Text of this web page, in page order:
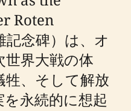
Roten
念碑）は、オ
界大戦の体
、そして解放
永続的に想起